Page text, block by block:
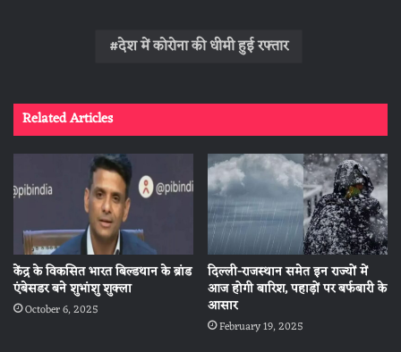
देश में कोरोना की धीमी हुई रफ्तार
Related Articles
केंद्र के विकसित भारत बिल्डथान के ब्रांड
एंबेसडर बने शुभांशु शुक्ला
October 6, 2025
दिल्ली-राजस्थान समेत इन राज्यों में
आज होगी बारिश, पहाड़ों पर बर्फबारी के
आसार
February 19, 2025